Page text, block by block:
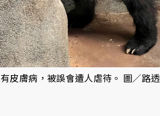
皮膚病，被誤會遭人虐待。 圖／路透